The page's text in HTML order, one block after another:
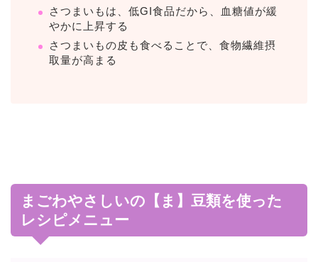
さつまいもは、低GI食品だから、血糖値が緩
やかに上昇する
さつまいもの皮も食べることで、食物繊維摂
取量が高まる
まごわやさしいの【ま】豆類を使った
レシピメニュー